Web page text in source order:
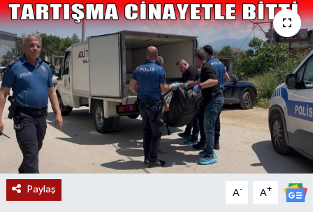
Paylaş A- A+
Siyaset
Teknoloji
Kültür Sanat
Muş
Korkut